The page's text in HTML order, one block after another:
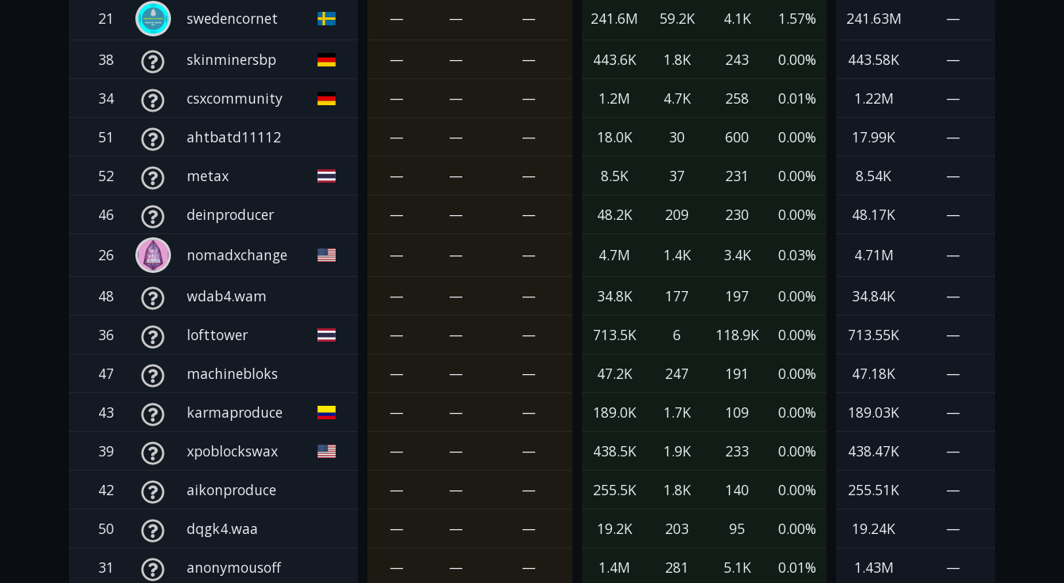
21 swedencornet — — — 241.6M 59.2K 4.1K 1.57% 241.63M —
38 skinminersbp — — — 443.6K 1.8K 243 0.00% 443.58K —
34 csxcommunity — — — 1.2M 4.7K 258 0.01% 1.22M —
51 ahtbatd11112 — — — 18.0K 30 600 0.00% 17.99K —
52 metax — — — 8.5K 37 231 0.00% 8.54K —
46 deinproducer — — — 48.2K 209 230 0.00% 48.17K —
26 nomadxchange — — — 4.7M 1.4K 3.4K 0.03% 4.71M —
48 wdab4.wam — — — 34.8K 177 197 0.00% 34.84K —
36 lofttower — — — 713.5K 6 118.9K 0.00% 713.55K —
47 machinebloks — — — 47.2K 247 191 0.00% 47.18K —
43 karmaproduce — — — 189.0K 1.7K 109 0.00% 189.03K —
39 xpoblockswax — — — 438.5K 1.9K 233 0.00% 438.47K —
42 aikonproduce — — — 255.5K 1.8K 140 0.00% 255.51K —
50 dqgk4.waa — — — 19.2K 203 95 0.00% 19.24K —
31 anonymousoff — — — 1.4M 281 5.1K 0.01% 1.43M —